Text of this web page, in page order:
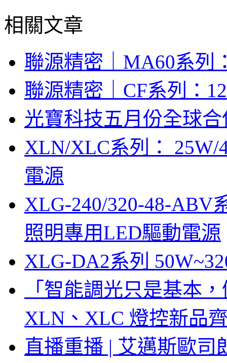
相關文章
聯源精密｜MA60系列
聯源精密｜CF系列：
光寶科技五月份全球
XLN/XLC系列： 25W/
電源
XLG-240/320-48-ABV
照明專用LED驅動電源
XLG-DA2系列
「智能調光只是基本
XLN、XLC 燈控新品
直播重播 | 艾邁斯歐司